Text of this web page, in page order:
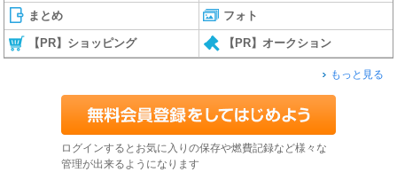
まとめ フォト
【PR】ショッピング 【PR】オークション
もっと見る
ログインするとお気に入りの保存や燃費記録など様々な
管理が出来るようになります